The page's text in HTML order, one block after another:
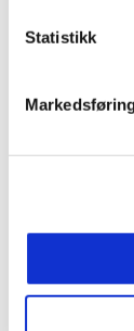
Statistikk
- Dette er